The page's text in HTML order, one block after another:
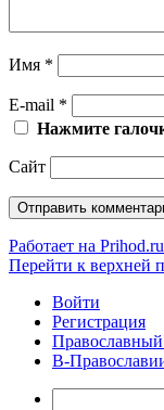
Имя *
E-mail *
Нажмите
Сайт
Работает на Prihod.ru
Перейти к верхней
Войти
Регистрация
Православный
В-